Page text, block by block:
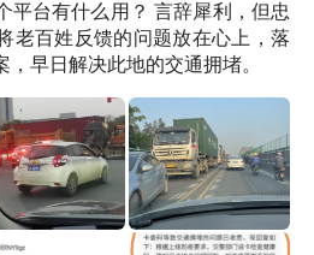
平台有什么用？ 言辞犀利，但忠
老百姓反馈的问题放在心上，落
早日解决此地的交通拥堵。